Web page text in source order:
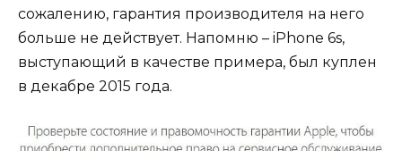
сожалению, гарантия производителя на него
больше не действует. Напомню – iPhone 6s,
выступающий в качестве примера, был куплен
в декабре 2015 года.